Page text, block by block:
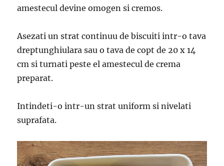
amestecul devine omogen si cremos.
Asezati un strat continuu de biscuiti intr-o tava
dreptunghiulara sau o tava de copt de 20 x 14
cm si turnati peste el amestecul de crema
preparat.
Intindeti-o intr-un strat uniform si nivelati
suprafata.